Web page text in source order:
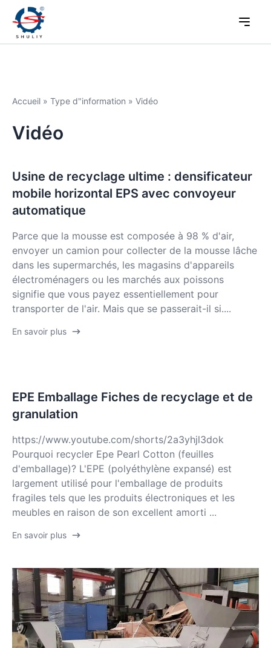
Accueil » Type d"information » Vidéo
Vidéo
Usine de recyclage ultime : densificateur
mobile horizontal EPS avec convoyeur
automatique
Parce que la mousse est composée à 98 % d'air,
envoyer un camion pour collecter de la mousse lâche
dans les supermarchés, les magasins d'appareils
électroménagers ou les marchés aux poissons
signifie que vous payez essentiellement pour
transporter de l'air. Mais que se passerait-il si....
En savoir plus
EPE Emballage Fiches de recyclage et de
granulation
https://www.youtube.com/shorts/2a3yhjl3dok
Pourquoi recycler Epe Pearl Cotton (feuilles
d'emballage)? L'EPE (polyéthylène expansé) est
largement utilisé pour l'emballage de produits
fragiles tels que les produits électroniques et les
meubles en raison de son excellent amorti ...
En savoir plus